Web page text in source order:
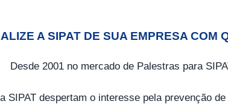
A SIPAT DE SUA EMPRESA COM
Desde 2001 no mercado de Palestras para
SIPAT despertam o interesse pela prevenção